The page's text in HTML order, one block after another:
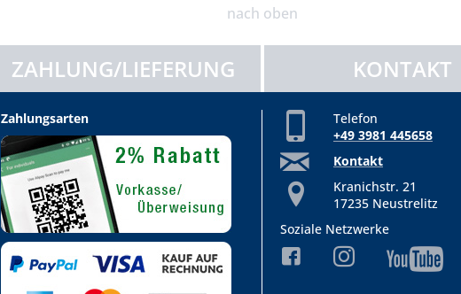
nach oben
ZAHLUNG/LIEFERUNG KONTAKT
Zahlungsarten
Telefon
+49 3981 445658
Kontakt
Kranichstr. 21
17235 Neustrelitz
Soziale Netzwerke